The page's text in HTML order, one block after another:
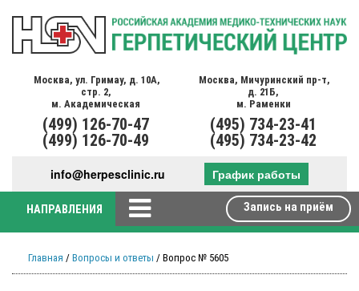
Москва, ул. Гримау, д. 10А,
стр. 2,
м. Академическая
(499) 126-70-47
(499) 126-70-49
Москва, Мичуринский пр-т,
д. 21Б,
м. Раменки
(495) 734-23-41
(495) 734-23-42
info@herpesclinic.ru График работы
НАПРАВЛЕНИЯ Запись на приём
Главная / Вопросы и ответы / Вопрос № 5605